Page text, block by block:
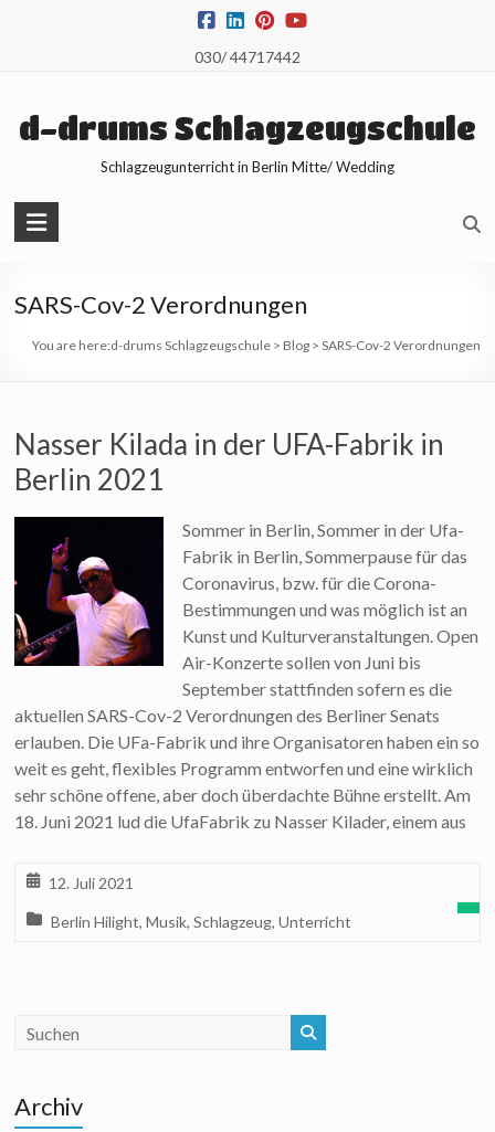
030/ 44717442
d-drums Schlagzeugschule
Schlagzeugunterricht in Berlin Mitte/ Wedding
SARS-Cov-2 Verordnungen
You are here:d-drums Schlagzeugschule> Blog> SARS-Cov-2 Verordnungen
Nasser Kilada in der UFA-Fabrik in
Berlin 2021
Sommer in Berlin, Sommer in der Ufa-
Fabrik in Berlin, Sommerpause für das
Coronavirus, bzw. für die Corona-
Bestimmungen und was möglich ist an
Kunst und Kulturveranstaltungen. Open
Air-Konzerte sollen von Juni bis
September stattfinden sofern es die
aktuellen SARS-Cov-2 Verordnungen des Berliner Senats
erlauben. Die UFa-Fabrik und ihre Organisatoren haben ein so
weit es geht, flexibles Programm entworfen und eine wirklich
sehr schöne offene, aber doch überdachte Bühne erstellt. Am
18. Juni 2021 lud die UfaFabrik zu Nasser Kilader, einem aus
12. Juli 2021
Berlin Hilight,Musik,Schlagzeug,Unterricht
Archiv